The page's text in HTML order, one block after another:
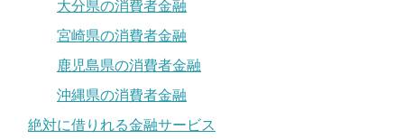
大分県の消費者金融
宮崎県の消費者金融
鹿児島県の消費者金融
沖縄県の消費者金融
絶対に借りれる金融サービス